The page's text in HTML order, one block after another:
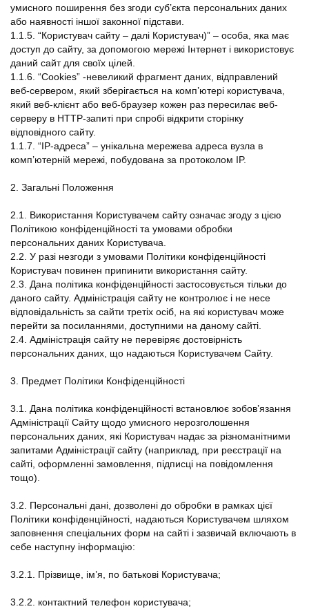
умисного поширення без згоди суб’єкта персональних даних
або наявності іншої законної підстави.
1.1.5. “Користувач сайту – далі Користувач)” – особа, яка має
доступ до сайту, за допомогою мережі Інтернет і використовує
даний сайт для своїх цілей.
1.1.6. “Cookies” -невеликий фрагмент даних, відправлений
веб-сервером, який зберігається на комп’ютері користувача,
який веб-клієнт або веб-браузер кожен раз пересилає веб-
серверу в HTTP-запиті при спробі відкрити сторінку
відповідного сайту.
1.1.7. “IP-адреса” – унікальна мережева адреса вузла в
комп’ютерній мережі, побудована за протоколом IP.
2. Загальні Положення
2.1. Використання Користувачем сайту означає згоду з цією
Політикою конфіденційності та умовами обробки
персональних даних Користувача.
2.2. У разі незгоди з умовами Політики конфіденційності
Користувач повинен припинити використання сайту.
2.3. Дана політика конфіденційності застосовується тільки до
даного сайту. Адміністрація сайту не контролює і не несе
відповідальність за сайти третіх осіб, на які користувач може
перейти за посиланнями, доступними на даному сайті.
2.4. Адміністрація сайту не перевіряє достовірність
персональних даних, що надаються Користувачем Сайту.
3. Предмет Політики Конфіденційності
3.1. Дана політика конфіденційності встановлює зобов’язання
Адміністрації Сайту щодо умисного нерозголошення
персональних даних, які Користувач надає за різноманітними
запитами Адміністрації сайту (наприклад, при реєстрації на
сайті, оформленні замовлення, підписці на повідомлення
тощо).
3.2. Персональні дані, дозволені до обробки в рамках цієї
Політики конфіденційності, надаються Користувачем шляхом
заповнення спеціальних форм на сайті і зазвичай включають в
себе наступну інформацію:
3.2.1. Прізвище, ім’я, по батькові Користувача;
3.2.2. контактний телефон користувача;